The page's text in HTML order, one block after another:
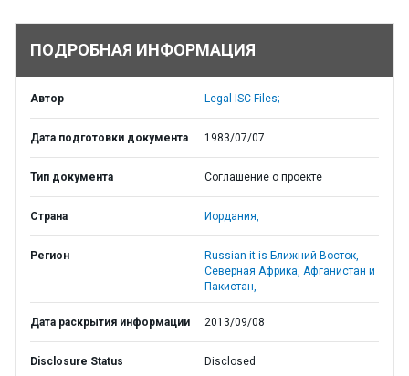
ПОДРОБНАЯ ИНФОРМАЦИЯ
Автор Legal ISC Files;
Дата подготовки документа 1983/07/07
Тип документа Соглашение о проекте
Страна Иордания,
Регион
Russian it is Ближний Восток,
Северная Африка, Афганистан и
Пакистан,
Дата раскрытия информации 2013/09/08
Disclosure Status Disclosed